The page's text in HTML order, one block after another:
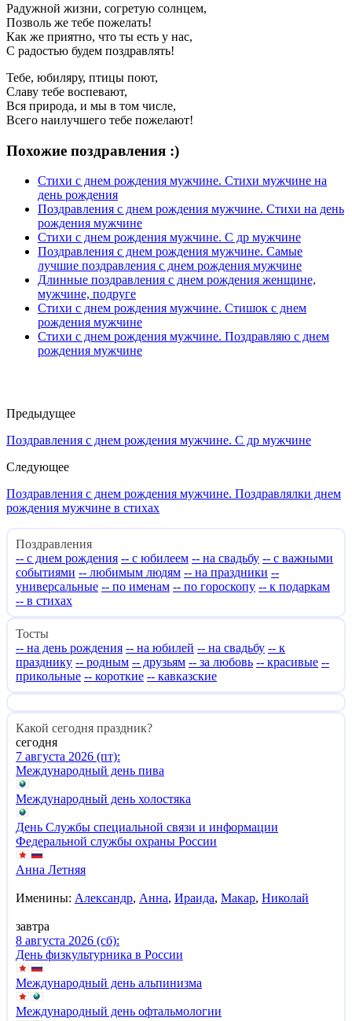
Радужной жизни, согретую солнцем,
Позволь же тебе пожелать!
Как же приятно, что ты есть у нас,
С радостью будем поздравлять!
Тебе, юбиляру, птицы поют,
Славу тебе воспевают,
Вся природа, и мы в том числе,
Всего наилучшего тебе пожелают!
Похожие поздравления :)
Стихи с днем рождения мужчине. Стихи мужчине на
день рождения
Поздравления с днем рождения мужчине. Стихи на день
рождения мужчине
Стихи с днем рождения мужчине. С др мужчине
Поздравления с днем рождения мужчине. Самые
лучшие поздравления с днем рождения мужчине
Длинные поздравления с днем рождения женщине,
мужчине, подруге
Стихи с днем рождения мужчине. Стишок с днем
рождения мужчине
Стихи с днем рождения мужчине. Поздравляю с днем
рождения мужчине
Предыдущее
Поздравления с днем рождения мужчине. С др мужчине
Следующее
Поздравления с днем рождения мужчине. Поздравлялки днем
рождения мужчине в стихах
Поздравления
-- с днем рождения -- с юбилеем -- на свадьбу -- с важными
событиями -- любимым людям -- на праздники --
универсальные -- по именам -- по гороскопу -- к подаркам
-- в стихах
Тосты
-- на день рождения -- на юбилей -- на свадьбу -- к
празднику -- родным -- друзьям -- за любовь -- красивые --
прикольные -- короткие -- кавказские
Какой сегодня праздник?
сегодня
7 августа 2026 (пт):
Международный день пива
Международный день холостяка
День Службы специальной связи и информации
Федеральной службы охраны России
Анна Летняя
Именины: Александр, Анна, Ираида, Макар, Николай
завтра
8 августа 2026 (сб):
День физкультурника в России
Международный день альпинизма
Международный день офтальмологии